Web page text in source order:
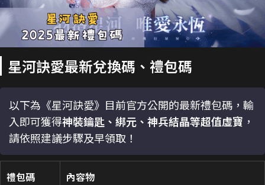
星河訣愛最新兌換碼、禮包碼
以下為《星河訣愛》目前官方公開的最新禮包碼，輸
入即可獲得神裝鑰匙、綁元、神兵結晶等超值虛寶 ，
請依照建議步驟及早領取！
禮包碼 內容物